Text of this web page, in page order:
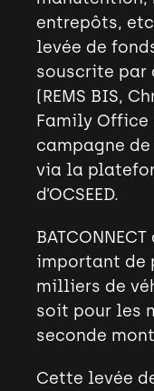
entrepôts,
levée de
souscrite par
(REMS BIS,
Family Office
campagne
via la
d’OCSEED.
important de
milliers de
soit pour les
seconde
Cette levée